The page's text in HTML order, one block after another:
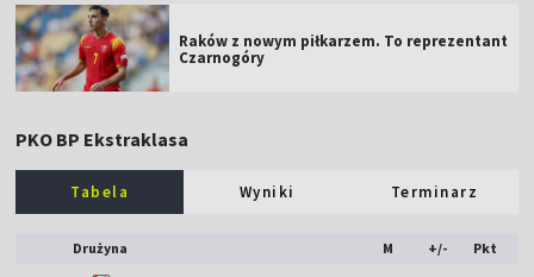
Raków z nowym piłkarzem. To reprezentant
Czarnogóry
PKO BP Ekstraklasa
Tabela Wyniki Terminarz
Drużyna M +/- Pkt